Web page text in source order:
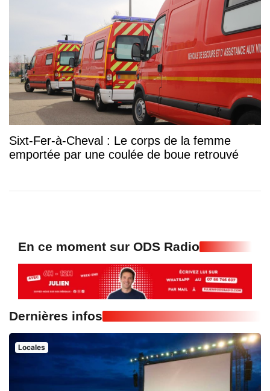
Sixt-Fer-à-Cheval : Le corps de la femme
emportée par une coulée de boue retrouvé
En ce moment sur ODS Radio
Dernières infos
Locales